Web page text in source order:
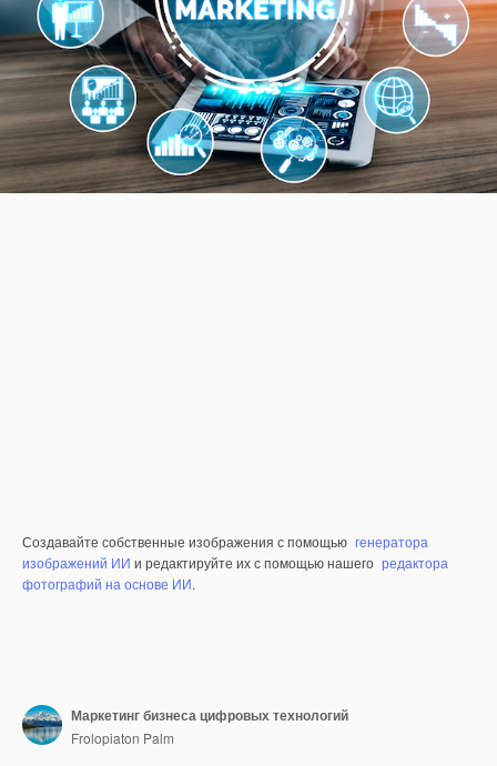
Создавайте собственные изображения с помощью генератора
изображений ИИ и редактируйте их с помощью нашего редактора
фотографий на основе ИИ.
Маркетинг бизнеса цифровых технологий
Frolopiaton Palm